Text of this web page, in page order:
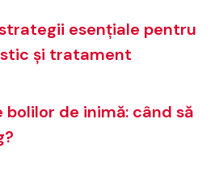
esențiale pentru
și tratament
de inimă: când să